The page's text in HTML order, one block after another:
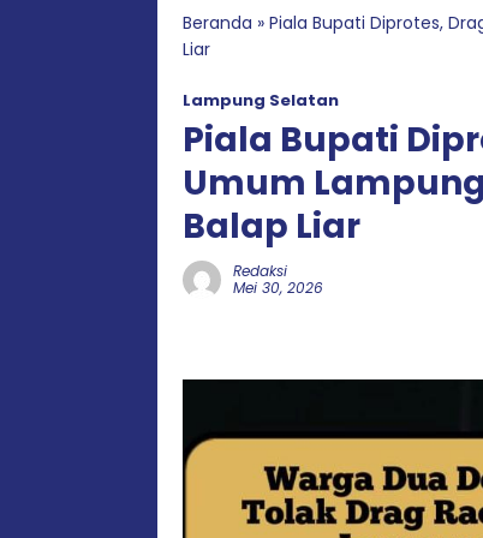
Beranda » Piala Bupati Diprotes,
Liar
Lampung Selatan
Piala Bupati
Umum
Balap Liar
Redaksi
Mei 30, 2026